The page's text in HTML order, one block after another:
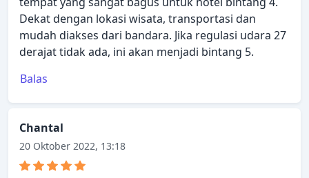
Dekat dengan lokasi wisata, transportasi dan
mudah diakses dari bandara. Jika regulasi udara 27
derajat tidak ada, ini akan menjadi bintang 5.
Balas
Chantal
20 Oktober 2022, 13:18